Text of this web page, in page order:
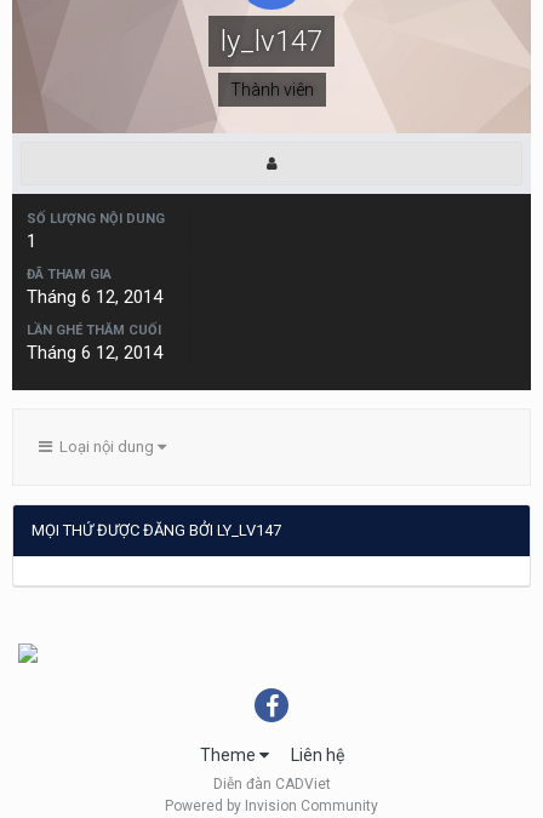
ly_lv147
Thành viên
SỐ LƯỢNG NỘI DUNG
1
ĐÃ THAM GIA
Tháng 6 12, 2014
LẦN GHÉ THĂM CUỐI
Tháng 6 12, 2014
Loại nội dung
MỌI THỨ ĐƯỢC ĐĂNG BỞI LY_LV147
Theme Liên hệ
Diễn đàn CADViet
Powered by Invision Community